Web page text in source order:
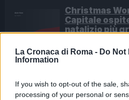
La Cronaca di Roma - Do Not
Information
If you wish to opt-out of the sale,
processing of your personal or
Christmas
Capitale
natalizio più
Alla Galleria
3 anni fa